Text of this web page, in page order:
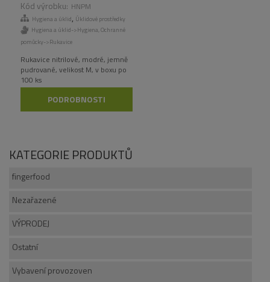
HNPM
Hygiena a úklid, Úklidové prostředky
Hygiena a úklid->Hygiena, Ochranné
pomůcky->Rukavice
Rukavice nitrilové, modré, jemně
pudrované, velikost M, v boxu po
100 ks
PODROBNOSTI
KATEGORIE PRODUKTŮ
fingerfood
Nezařazené
VÝPRODEJ
Ostatní
Vybavení provozoven